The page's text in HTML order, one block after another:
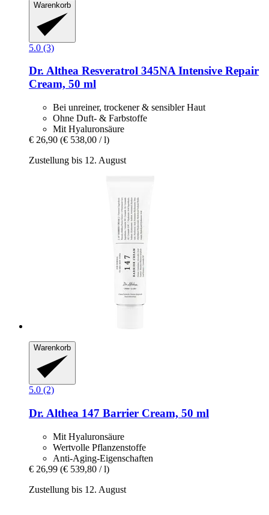
Warenkorb
5.0 (3)
Dr. Althea Resveratrol 345NA Intensive Repair
Cream, 50 ml
Bei unreiner, trockener & sensibler Haut
Ohne Duft- & Farbstoffe
Mit Hyaluronsäure
€ 26,90 (€ 538,00 / l)
Zustellung bis 12. August
Warenkorb
5.0 (2)
Dr. Althea 147 Barrier Cream, 50 ml
Mit Hyaluronsäure
Wertvolle Pflanzenstoffe
Anti-Aging-Eigenschaften
€ 26,99 (€ 539,80 / l)
Zustellung bis 12. August